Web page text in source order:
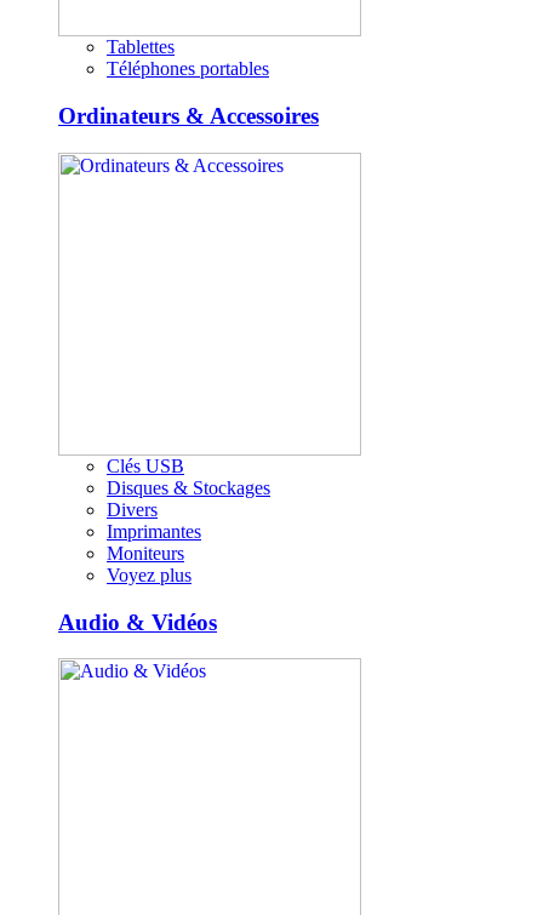
Tablettes
Téléphones portables
Ordinateurs & Accessoires
Clés USB
Disques & Stockages
Divers
Imprimantes
Moniteurs
Voyez plus
Audio & Vidéos